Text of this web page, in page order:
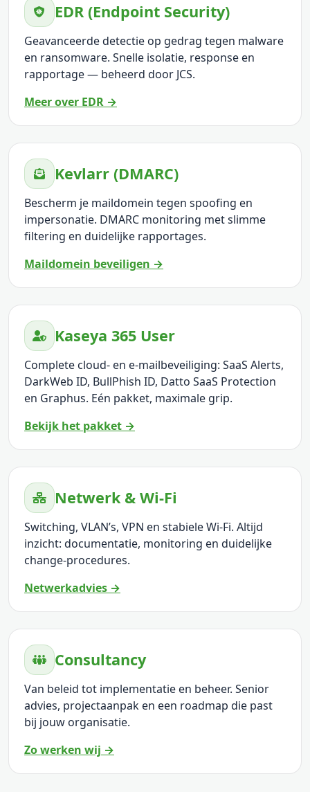
EDR (Endpoint Security)
Geavanceerde detectie op gedrag tegen malware
en ransomware. Snelle isolatie, response en
rapportage — beheerd door JCS.
Meer over EDR →
Kevlarr (DMARC)
Bescherm je maildomein tegen spoofing en
impersonatie. DMARC monitoring met slimme
filtering en duidelijke rapportages.
Maildomein beveiligen →
Kaseya 365 User
Complete cloud- en e-mailbeveiliging: SaaS Alerts,
DarkWeb ID, BullPhish ID, Datto SaaS Protection
en Graphus. Eén pakket, maximale grip.
Bekijk het pakket →
Netwerk & Wi‑Fi
Switching, VLAN’s, VPN en stabiele Wi‑Fi. Altijd
inzicht: documentatie, monitoring en duidelijke
change‑procedures.
Netwerkadvies →
Consultancy
Van beleid tot implementatie en beheer. Senior
advies, projectaanpak en een roadmap die past
bij jouw organisatie.
Zo werken wij →